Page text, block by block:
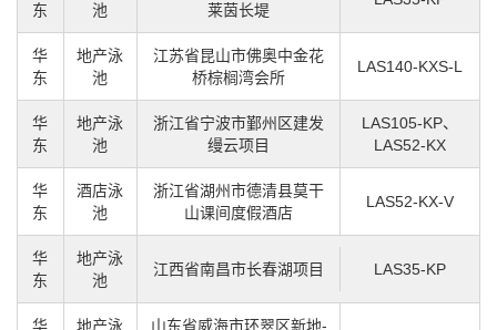
东
池
莱茵长堤
华
东
地产泳
池
江苏省昆山市佛奥中金花
桥棕榈湾会所
LAS140-KXS-L
华
东
地产泳
池
浙江省宁波市鄞州区建发
缦云项目
LAS105-KP、
LAS52-KX
华
东
酒店泳
池
浙江省湖州市德清县莫干
山课间度假酒店
LAS52-KX-V
华
东
地产泳
池
江西省南昌市长春湖项目 LAS35-KP
华
地产泳
山东省威海市环翠区新地-